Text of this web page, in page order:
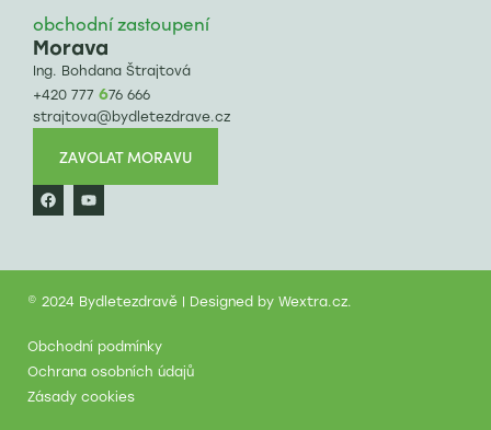
obchodní zastoupení
Morava
Ing. Bohdana Štrajtová
+420 777676 666
strajtova@bydletezdrave.cz
ZAVOLAT MORAVU
© 2024 Bydletezdravě | Designed byWextra.cz.
Obchodní podmínky
Ochrana osobních údajů
Zásady cookies